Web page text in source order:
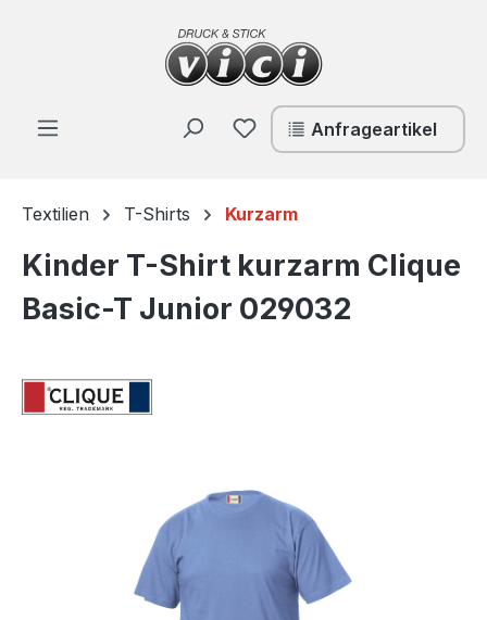
Zum Hauptinhalt springen
Du hast 0 Produkte auf
Anfrageartikel
Textilien T-Shirts Kurzarm
Kinder T-Shirt kurzarm Clique
Basic-T Junior 029032
Bildergalerie überspringen